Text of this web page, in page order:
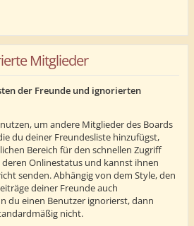
Mitglieder
der Freunde und ignorierten
um andere Mitglieder des Boards
du deiner Freundesliste hinzufügst,
Bereich für den schnellen Zugriff
Onlinestatus und kannst ihnen
senden. Abhängig von dem Style, den
deiner Freunde auch
du einen Benutzer ignorierst, dann
nicht.